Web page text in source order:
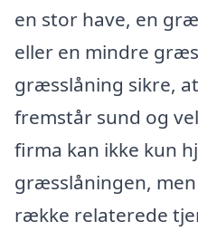
en stor have, en
eller en mindre
græsslåning sikre,
fremstår sund og
firma kan ikke kun
græsslåningen,
række relaterede